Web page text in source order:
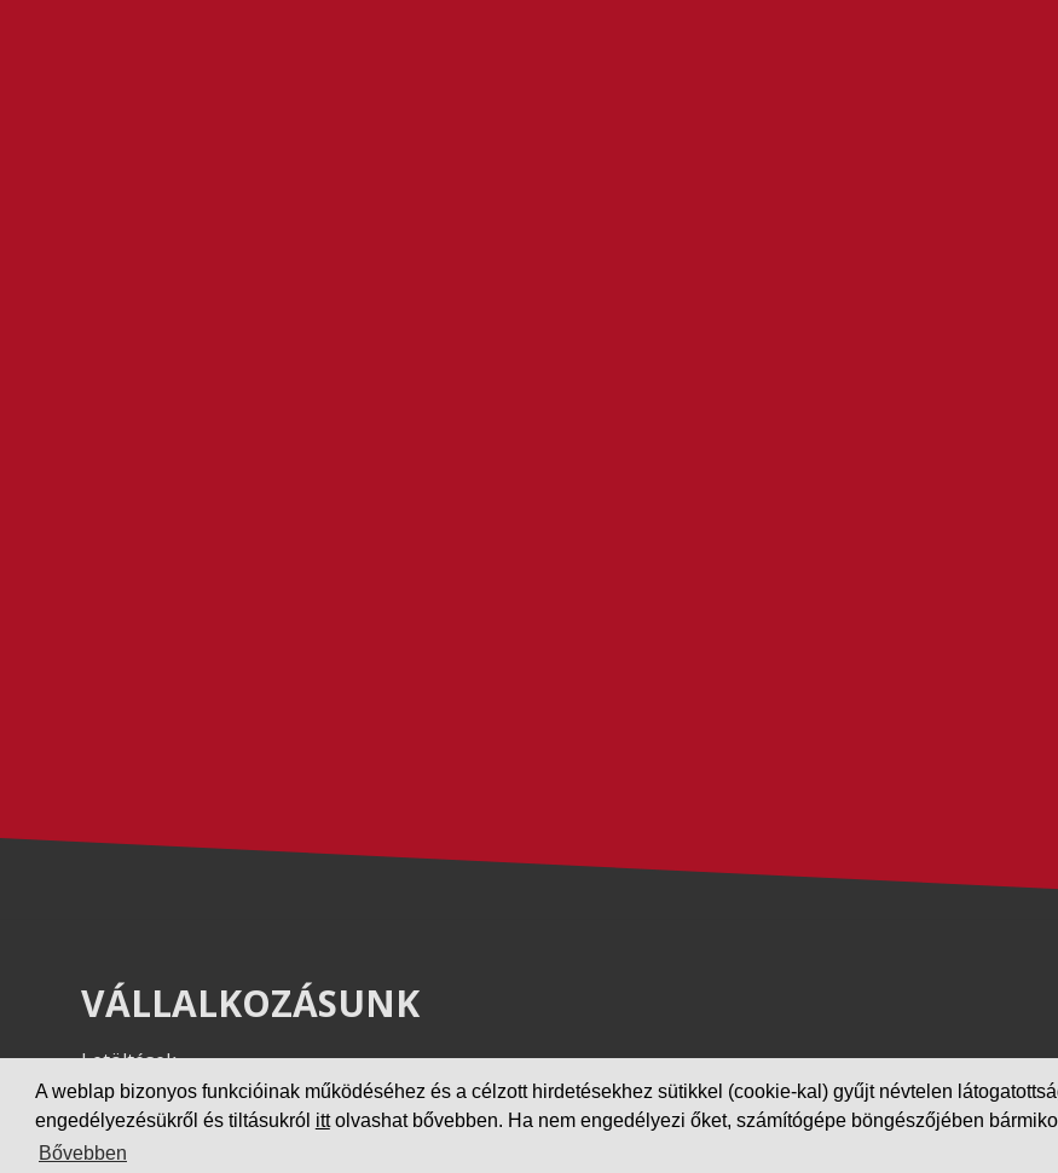
A weblap bizonyos funkcióinak működéséhez és a célzott hirdetésekhez sütikkel (cookie-kal) gyűjt névtelen
engedélyezésükről és tiltásukról ittolvashat bővebben. Ha nem engedélyezi őket, számítógépe böngészőjében
Bővebben
VÁLLALKOZÁSUNK
Letöltések
Adatvédelem
Impresszum